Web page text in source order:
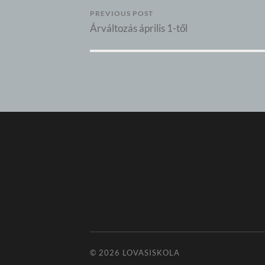
PREVIOUS POST
Árváltozás április 1-től
© 2026 LOVASISKOLA